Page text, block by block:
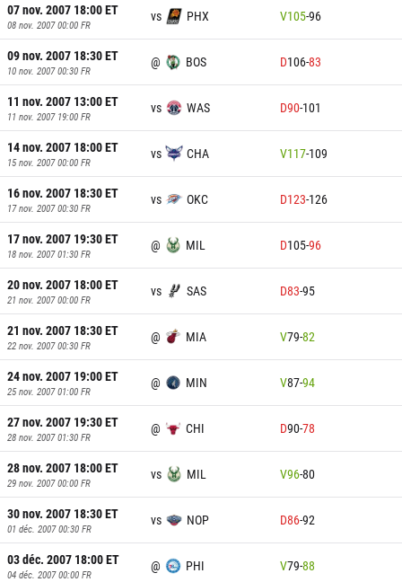
07 nov. 2007 18:00ET
08 nov. 2007 00:00 FR
vs PHX V105-96
09 nov. 2007 18:30ET
10 nov. 2007 00:30 FR
@ BOS D106-83
11 nov. 2007 13:00ET
11 nov. 2007 19:00 FR
vs WAS D90-101
14 nov. 2007 18:00ET
15 nov. 2007 00:00 FR
vs CHA V117-109
16 nov. 2007 18:30ET
17 nov. 2007 00:30 FR
vs OKC D123-126
17 nov. 2007 19:30ET
18 nov. 2007 01:30 FR
@ MIL D105-96
20 nov. 2007 18:00ET
21 nov. 2007 00:00 FR
vs SAS D83-95
21 nov. 2007 18:30ET
22 nov. 2007 00:30 FR
@ MIA V79-82
24 nov. 2007 19:00ET
25 nov. 2007 01:00 FR
@ MIN V87-94
27 nov. 2007 19:30ET
28 nov. 2007 01:30 FR
@ CHI D90-78
28 nov. 2007 18:00ET
29 nov. 2007 00:00 FR
vs MIL V96-80
30 nov. 2007 18:30ET
01 déc. 2007 00:30 FR
vs NOP D86-92
03 déc. 2007 18:00ET
04 déc. 2007 00:00 FR
@ PHI V79-88